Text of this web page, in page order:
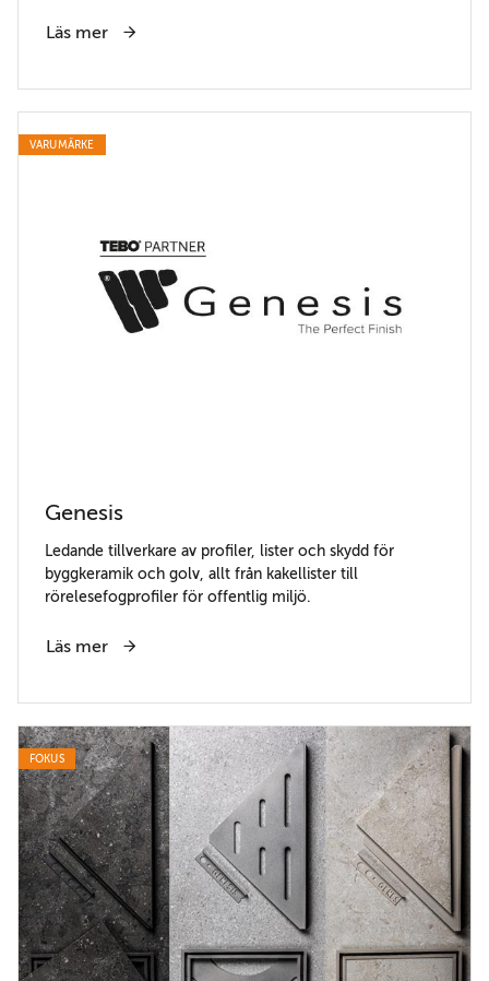
Läs mer
VARUMÄRKE
Genesis
Ledande tillverkare av profiler, lister och skydd för
byggkeramik och golv, allt från kakellister till
rörelesefogprofiler för offentlig miljö.
Läs mer
FOKUS